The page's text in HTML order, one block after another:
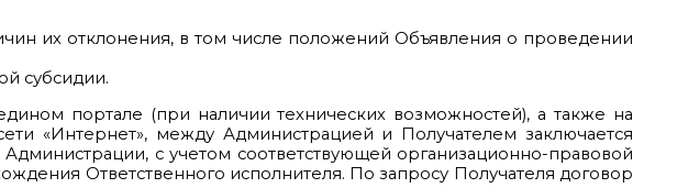
их отклонения, в том числе положений Объявления о проведении
субсидии.
портале (при наличии технических возможностей), а также на
«Интернет», между Администрацией и Получателем заключается
с учетом соответствующей организационно-правовой
Ответственного исполнителя. По запросу Получателя договор